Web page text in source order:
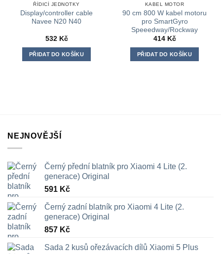
ŘÍDICÍ JEDNOTKY
Display/controller cable
Navee N20 N40
532 Kč
PŘIDAT DO KOŠÍKU
KABEL MOTOR
90 cm 800 W kabel motoru
pro SmartGyro
Speeedway/Rockway
414 Kč
PŘIDAT DO KOŠÍKU
NEJNOVĚJŠÍ
Černý přední blatník pro Xiaomi 4 Lite (2.
generace) Original
591 Kč
Černý zadní blatník pro Xiaomi 4 Lite (2.
generace) Original
857 Kč
Sada 2 kusů ořezávacích dílů Xiaomi 5 Plus